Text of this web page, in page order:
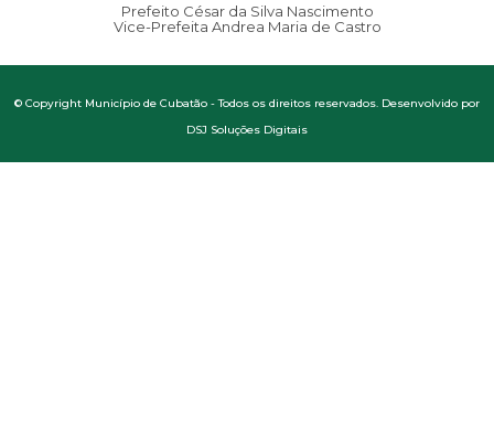
Prefeito César da Silva Nascimento
Vice-Prefeita Andrea Maria de Castro
© Copyright Município de Cubatão - Todos os direitos reservados. Desenvolvido por
DSJ Soluções Digitais